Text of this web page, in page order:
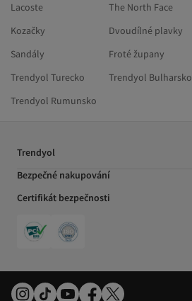
Lacoste
The North Face
Kozačky
Dvoudílné plavky
Sandály
Froté župany
Trendyol Turecko
Trendyol Bulharsko
Trendyol Rumunsko
Trendyol
Bezpečné nakupování
Certifikát bezpečnosti